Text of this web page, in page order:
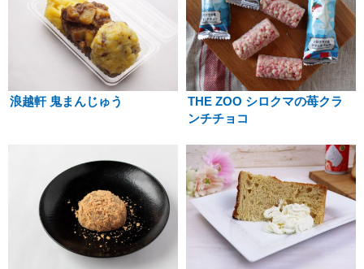
浪越軒 鬼まんじゅう
THE ZOO シロクマの苺クラ
ンチチョコ